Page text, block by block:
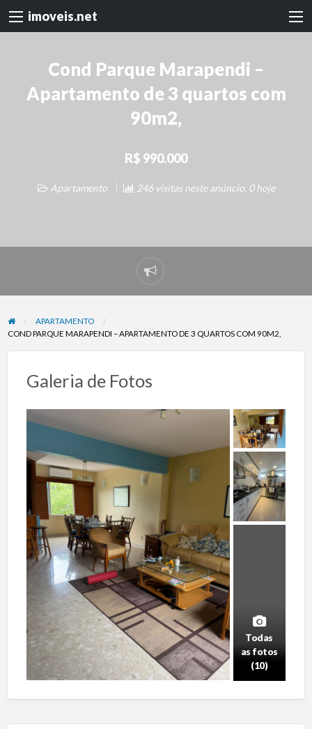
imoveis.net
Cond Parque Marapendi –
Apartamento de 3 quartos com
90m2,
R$ 990.000
Apartamento 246 visitas neste anúncio, 0 hoje
Denunciar
problema
APARTAMENTO
COND PARQUE MARAPENDI – APARTAMENTO DE 3 QUARTOS COM 90M2,
Galeria de Fotos
Todas
as fotos
(10)